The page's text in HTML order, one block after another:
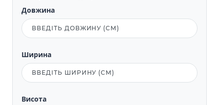
Довжина
Ширина
Висота